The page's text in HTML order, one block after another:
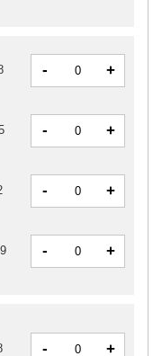
- +
- +
- +
- +
- +